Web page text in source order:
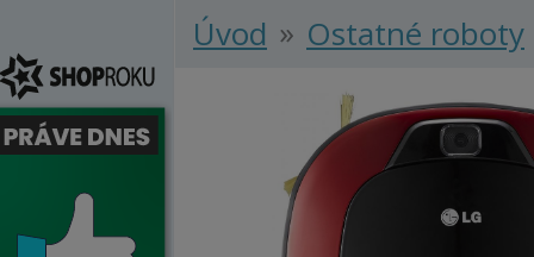
Úvod » Ostatné roboty